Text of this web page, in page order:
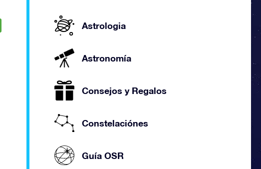
Astrologia
Astronomía
Consejos y Regalos
Constelaciónes
Guía OSR